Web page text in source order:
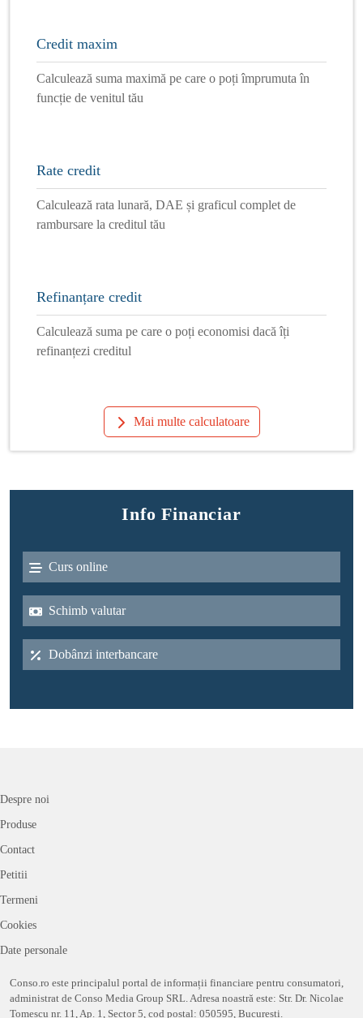
Credit maxim
Calculează suma maximă pe care o poți împrumuta în
funcție de venitul tău
Rate credit
Calculează rata lunară, DAE și graficul complet de
rambursare la creditul tău
Refinanțare credit
Calculează suma pe care o poți economisi dacă îți
refinanțezi creditul
Mai multe calculatoare
Info Financiar
Curs online
Schimb valutar
Dobânzi interbancare
Despre noi
Produse
Contact
Petitii
Termeni
Cookies
Date personale
Conso.ro este principalul portal de informații financiare pentru consumatori,
administrat de Conso Media Group SRL. Adresa noastră este: Str. Dr. Nicolae
Tomescu nr. 11, Ap. 1, Sector 5, cod postal: 050595, București.